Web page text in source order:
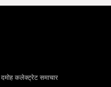
दमोह कलेक्ट्रेट समाचार